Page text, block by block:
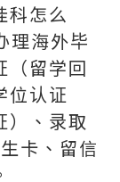
科怎么
理海外毕
（留学回
位认证
）、录取
卡、留信